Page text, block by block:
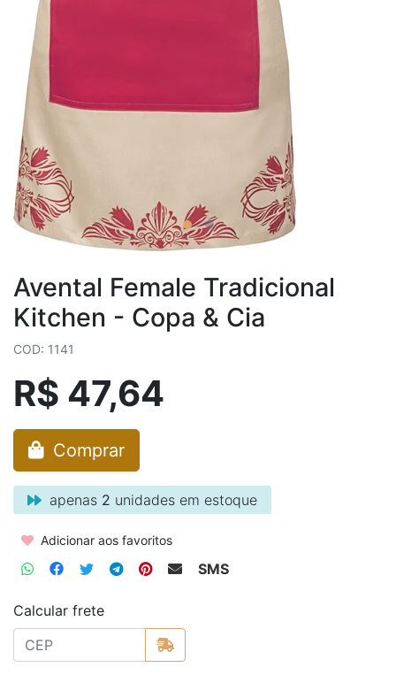
Avental Female Tradicional
Kitchen - Copa & Cia
COD: 1141
R$ 47,64
Comprar
apenas 2 unidades em estoque
Adicionar aos favoritos
SMS
Calcular frete